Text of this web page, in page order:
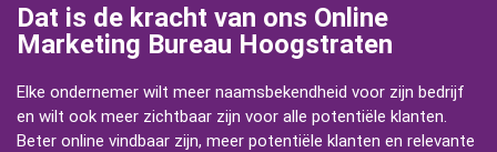
Dat is de kracht van ons Online
Marketing Bureau Hoogstraten
Elke ondernemer wilt meer naamsbekendheid voor zijn bedrijf
en wilt ook meer zichtbaar zijn voor alle potentiële klanten.
Beter online vindbaar zijn, meer potentiële klanten en relevante